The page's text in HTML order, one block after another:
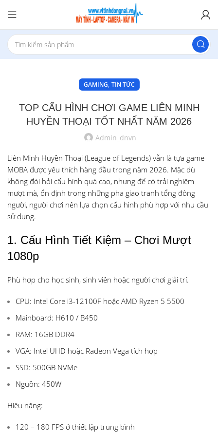
GAMING, TIN TỨC
TOP CẤU HÌNH CHƠI GAME LIÊN MINH
HUYỀN THOẠI TỐT NHẤT NĂM 2026
Admin_dnvn
Liên Minh Huyền Thoại (League of Legends) vẫn là tựa game
MOBA được yêu thích hàng đầu trong năm 2026. Mặc dù
không đòi hỏi cấu hình quá cao, nhưng để có trải nghiệm
mượt mà, ổn định trong những pha giao tranh tổng đông
người, người chơi nên lựa chọn cấu hình phù hợp với nhu cầu
sử dụng.
1. Cấu Hình Tiết Kiệm – Chơi Mượt
1080p
Phù hợp cho học sinh, sinh viên hoặc người chơi giải trí.
CPU: Intel Core i3-12100F hoặc AMD Ryzen 5 5500
Mainboard: H610 / B450
RAM: 16GB DDR4
VGA: Intel UHD hoặc Radeon Vega tích hợp
SSD: 500GB NVMe
Nguồn: 450W
Hiệu năng:
120 – 180 FPS ở thiết lập trung bình